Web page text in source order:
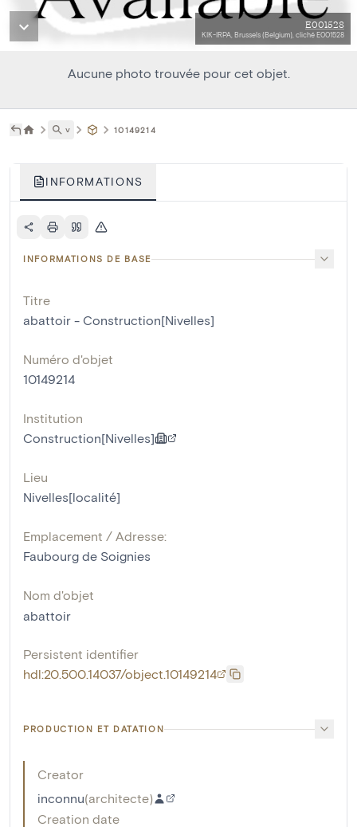
E001528
KIK-IRPA, Brussels (Belgium), cliché E001528
Aucune photo trouvée pour cet objet.
˅ 10149214
INFORMATIONS
INFORMATIONS DE BASE
Titre
abattoir - Construction[Nivelles]
Numéro d'objet
10149214
Institution
Construction[Nivelles]
Lieu
Nivelles[localité]
Emplacement / Adresse:
Faubourg de Soignies
Nom d'objet
abattoir
Persistent identifier
hdl:20.500.14037/object.10149214
PRODUCTION ET DATATION
Creator
inconnu(architecte)
Creation date